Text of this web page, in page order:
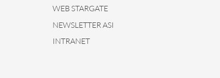
WEB STARGATE
NEWSLETTER ASI
INTRANET